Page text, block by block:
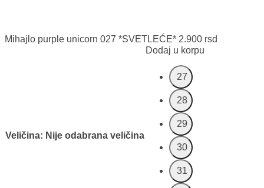
Mihajlo purple unicorn 027 *SVETLEĆE* 2.900 rsd
Veličina: Nije odabrana veličina
Dodaj u korpu
27
28
29
30
31